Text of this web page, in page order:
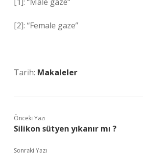
[2]: “Female gaze”
Tarih: Makaleler
Önceki Yazı
Silikon sütyen yıkanır mı ?
Sonraki Yazı